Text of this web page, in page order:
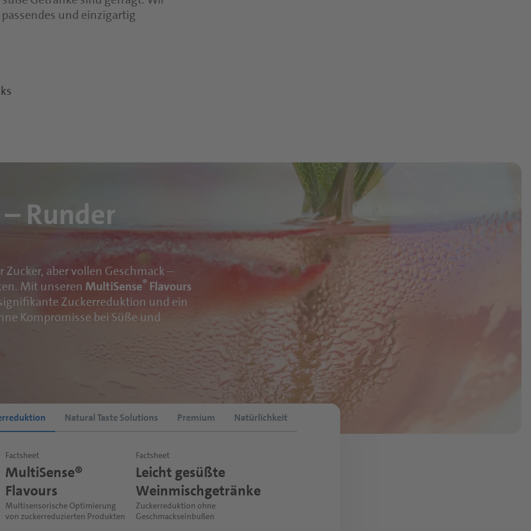
und einzigartig
Runder
aber vollen Geschmack –
Mit unseren MultiSense® Flavours
Zuckerreduktion und ein
Kompromisse bei Süße und
Natural Taste Solutions Premium Natürlichkeit
Factsheet
MultiSense®
Flavours
Multisensorische Optimierung
von zuckerreduzierten Produkten
Factsheet
Leicht gesüßte
Weinmischgetränke
Zuckerreduktion ohne
Geschmackseinbußen
Fruit Infused Wine
Natürlich und erfrischend
Factsheet
Sparkling & Juicy
Wine
Prickelnd, fruchtig und einfach
herrlich erfrischend
Factsheet
Fruit & Cereal
Wines
Maßgeschneiderte Fruit & Cereal
Wines
Wine Smoothies –
Lifestyle-Getränk mit hohem
Fruchtgehalt